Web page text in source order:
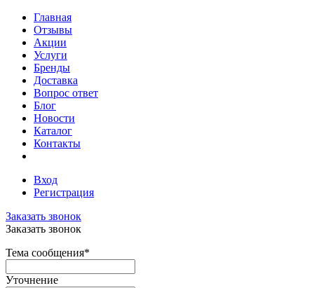
Главная
Отзывы
Акции
Услуги
Бренды
Доставка
Вопрос ответ
Блог
Новости
Каталог
Контакты
Вход
Регистрация
Заказать звонок
Заказать звонок
Тема сообщения*
Уточнение